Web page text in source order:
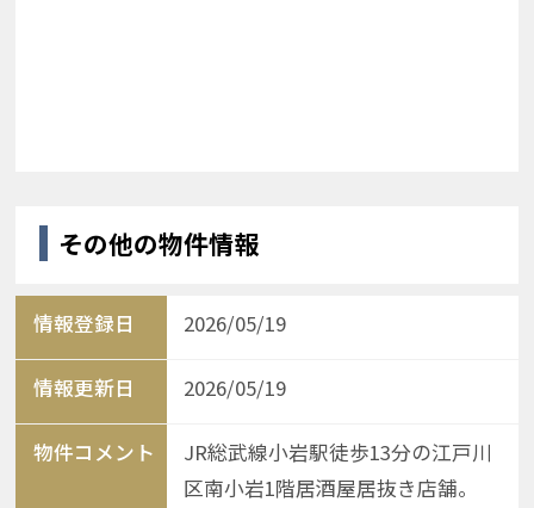
その他の物件情報
情報登録日 2026/05/19
情報更新日 2026/05/19
物件コメント
JR総武線小岩駅徒歩13分の江戸川
区南小岩1階居酒屋居抜き店舗。